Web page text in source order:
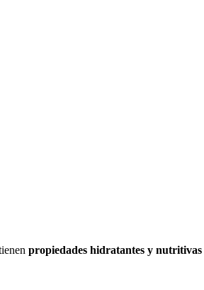
propiedades hidratantes y nutritivas